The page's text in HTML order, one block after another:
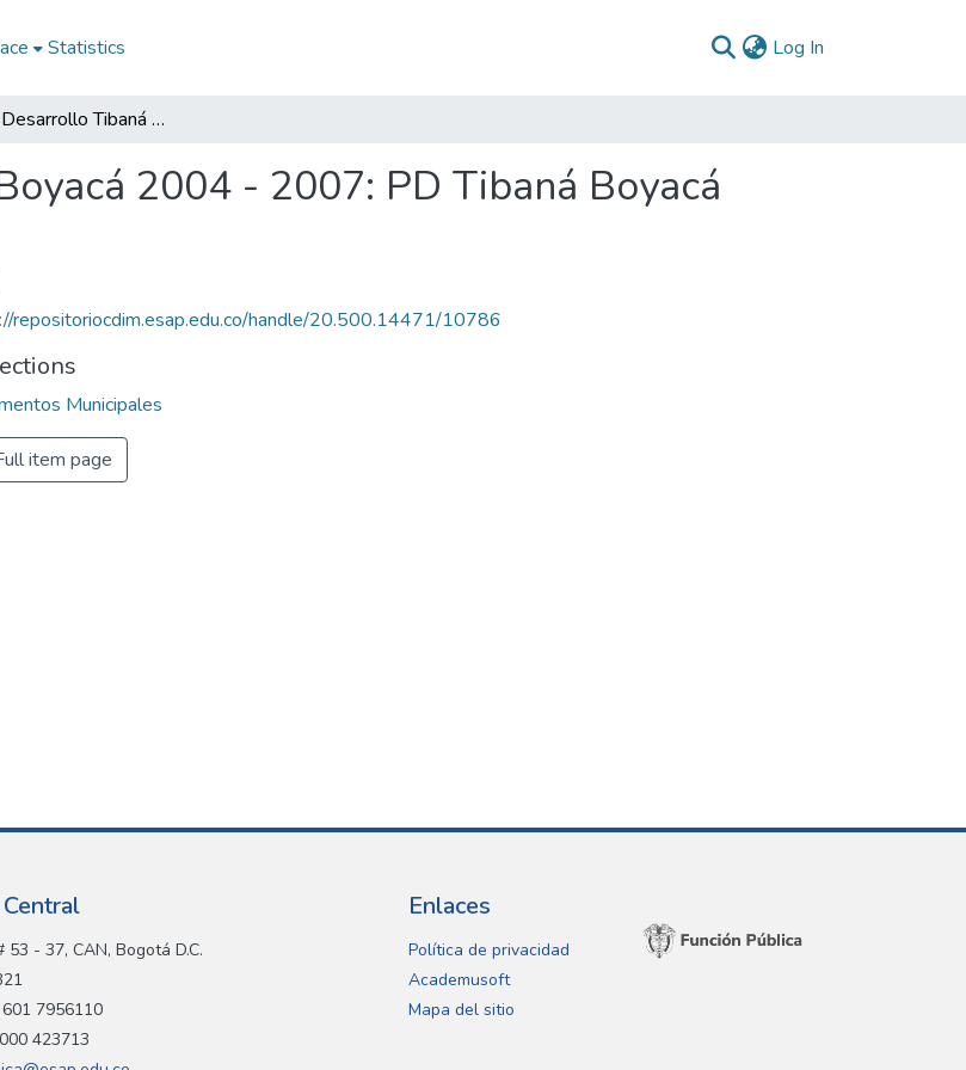
Statistics Log In
Plan de Desarrollo Tibaná Boyacá 2004 - 2007: PD Tibaná Boyacá 2004 - 2007
2004 - 2007: PD Tibaná Boyacá
repositoriocdim.esap.edu.co/handle/20.500.14471/10786
Municipales
item page
53 - 37, CAN, Bogotá D.C.
7956110
423713
Enlaces
Política de privacidad
Academusoft
Mapa del sitio